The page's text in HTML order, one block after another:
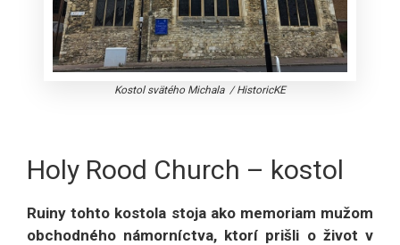
Kostol svätého Michala /HistoricKE
Holy Rood Church – kostol
Ruiny tohto kostola stoja ako memoriam mužom
obchodného námorníctva, ktorí prišli o život v